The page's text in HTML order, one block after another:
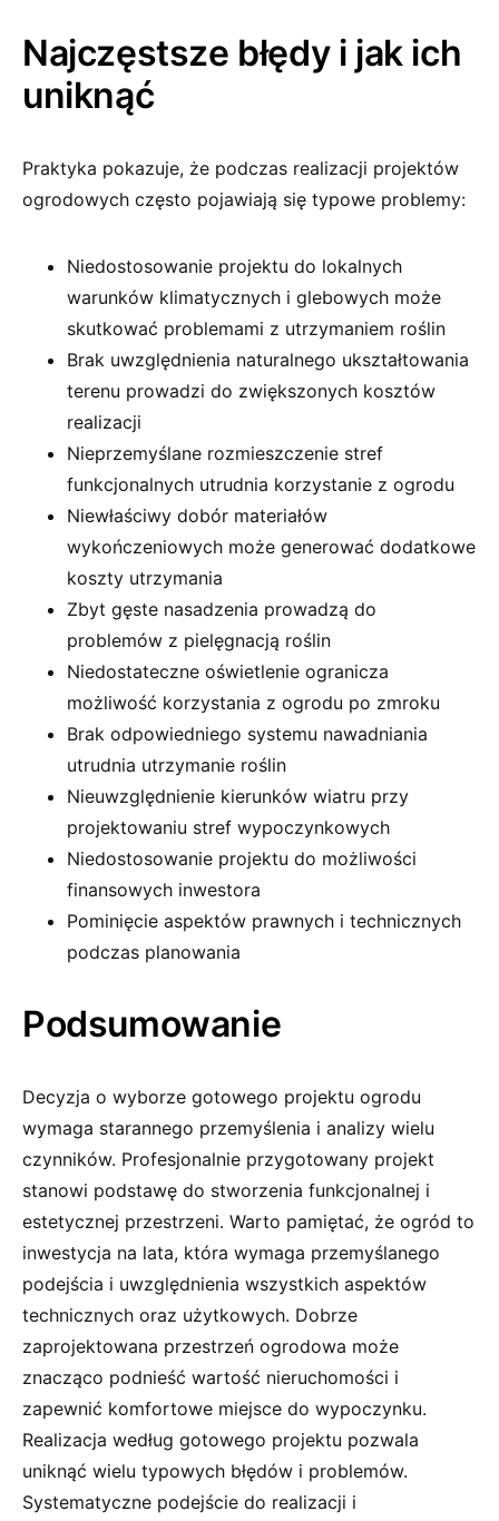
Najczęstsze błędy i jak ich
uniknąć
Praktyka pokazuje, że podczas realizacji projektów
ogrodowych często pojawiają się typowe problemy:
Niedostosowanie projektu do lokalnych
warunków klimatycznych i glebowych może
skutkować problemami z utrzymaniem roślin
Brak uwzględnienia naturalnego ukształtowania
terenu prowadzi do zwiększonych kosztów
realizacji
Nieprzemyślane rozmieszczenie stref
funkcjonalnych utrudnia korzystanie z ogrodu
Niewłaściwy dobór materiałów
wykończeniowych może generować dodatkowe
koszty utrzymania
Zbyt gęste nasadzenia prowadzą do
problemów z pielęgnacją roślin
Niedostateczne oświetlenie ogranicza
możliwość korzystania z ogrodu po zmroku
Brak odpowiedniego systemu nawadniania
utrudnia utrzymanie roślin
Nieuwzględnienie kierunków wiatru przy
projektowaniu stref wypoczynkowych
Niedostosowanie projektu do możliwości
finansowych inwestora
Pominięcie aspektów prawnych i technicznych
podczas planowania
Podsumowanie
Decyzja o wyborze gotowego projektu ogrodu
wymaga starannego przemyślenia i analizy wielu
czynników. Profesjonalnie przygotowany projekt
stanowi podstawę do stworzenia funkcjonalnej i
estetycznej przestrzeni. Warto pamiętać, że ogród to
inwestycja na lata, która wymaga przemyślanego
podejścia i uwzględnienia wszystkich aspektów
technicznych oraz użytkowych. Dobrze
zaprojektowana przestrzeń ogrodowa może
znacząco podnieść wartość nieruchomości i
zapewnić komfortowe miejsce do wypoczynku.
Realizacja według gotowego projektu pozwala
uniknąć wielu typowych błędów i problemów.
Systematyczne podejście do realizacji i